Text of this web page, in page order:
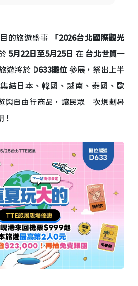
的旅遊盛事
「2026台北國際觀光
5月22日至5月25日 在 台北世貿一
遊將於 D633攤位 參展，祭出上半
結日本、韓國、越南、泰國、歐
與自由行商品，讓民眾一次規劃暑